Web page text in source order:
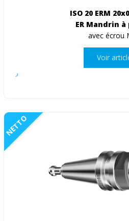
ISO 20 ERM
ER Mandrin à
avec écrou
Voir
NETTO